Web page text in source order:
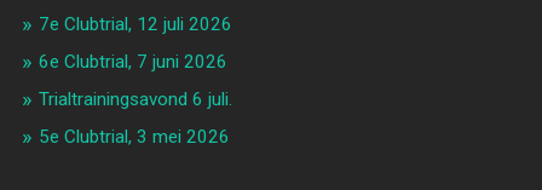
7e Clubtrial, 12 juli 2026
6e Clubtrial, 7 juni 2026
Trialtrainingsavond 6 juli.
5e Clubtrial, 3 mei 2026